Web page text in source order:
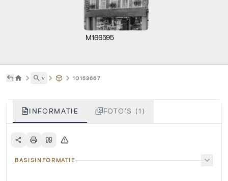
M166595
˅ 10153667
INFORMATIE FOTO'S (1)
BASISINFORMATIE